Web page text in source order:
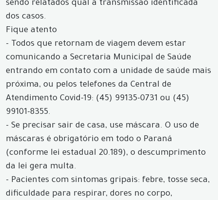
sendo relatados qual a transmissão identificada
dos casos.
Fique atento
- Todos que retornam de viagem devem estar
comunicando a Secretaria Municipal de Saúde
entrando em contato com a unidade de saúde mais
próxima, ou pelos telefones da Central de
Atendimento Covid-19: (45) 99135-0731 ou (45)
99101-8355.
- Se precisar sair de casa, use máscara. O uso de
máscaras é obrigatório em todo o Paraná
(conforme lei estadual 20.189), o descumprimento
da lei gera multa.
- Pacientes com sintomas gripais: febre, tosse seca,
dificuldade para respirar, dores no corpo,